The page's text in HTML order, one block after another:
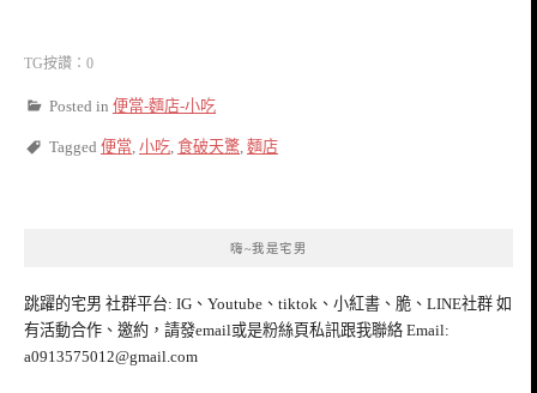
TG按讚：0
Posted in 便當-麵店-小吃
Tagged 便當, 小吃, 食破天驚, 麵店
嗨~我是宅男
跳躍的宅男 社群平台: IG、Youtube、tiktok、小紅書、脆、LINE社群 如
有活動合作、邀約，請發email或是粉絲頁私訊跟我聯絡 Email:
a0913575012@gmail.com